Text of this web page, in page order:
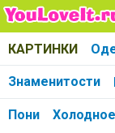
КАРТИНКИ
Знаменитости
Пони